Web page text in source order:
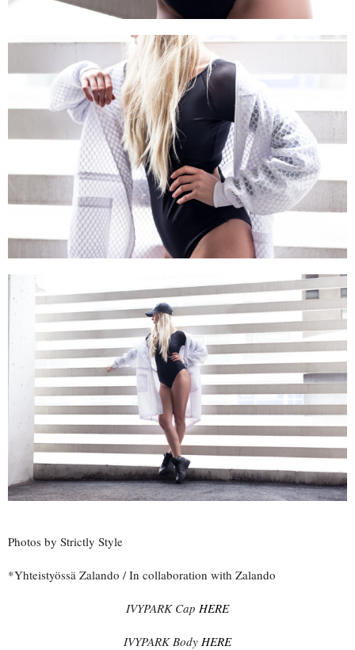
Photos by Strictly Style
*Yhteistyössä Zalando / In collaboration with Zalando
IVYPARK Cap HERE
IVYPARK Body HERE